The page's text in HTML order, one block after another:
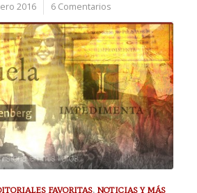
2016 6 Comentarios
FAVORITAS, NOTICIAS Y MÁS